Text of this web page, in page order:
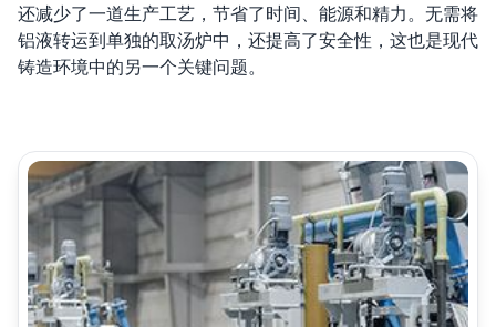
还减少了一道生产工艺，节省了时间、能源和精力。无需将
铝液转运到单独的取汤炉中，还提高了安全性，这也是现代
铸造环境中的另一个关键问题。